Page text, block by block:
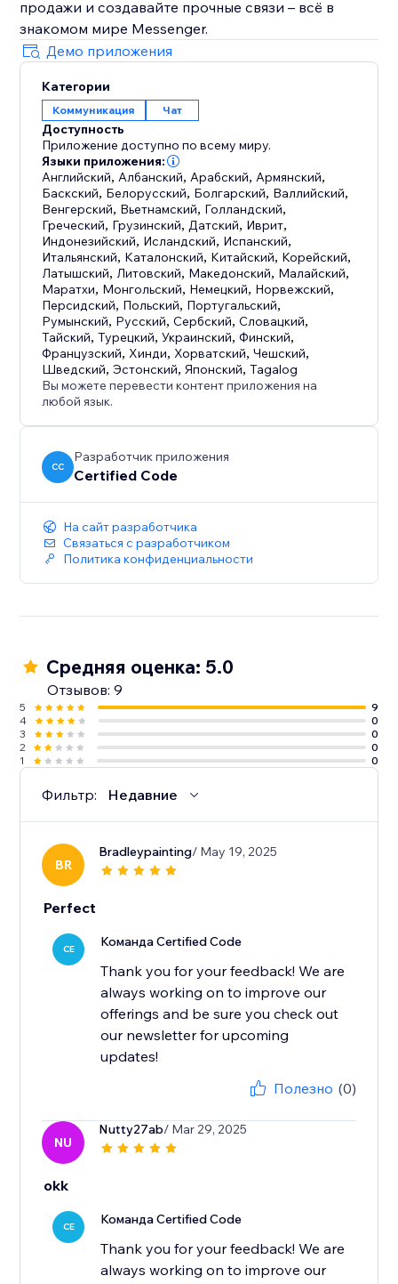
продажи и создавайте прочные связи – всё в
знакомом мире Messenger.
Демо приложения
Категории
Коммуникация Чат
Доступность
Приложение доступно по всему миру.
Языки приложения:
Английский, Албанский, Арабский, Армянский,
Баскский, Белорусский, Болгарский, Валлийский,
Венгерский, Вьетнамский, Голландский,
Греческий, Грузинский, Датский, Иврит,
Индонезийский, Исландский, Испанский,
Итальянский, Каталонский, Китайский, Корейский,
Латышский, Литовский, Македонский, Малайский,
Маратхи, Монгольский, Немецкий, Норвежский,
Персидский, Польский, Португальский,
Румынский, Русский,Сербский,Словацкий,
Тайский,Турецкий,Украинский,Финский,
Французский, Хинди, Хорватский,Чешский,
Шведский,Эстонский,Японский,Tagalog
Вы можете перевести контент приложения на
любой язык.
CC
Разработчик приложения
Certified Code
На сайт разработчика
Связаться с разработчиком
Политика конфиденциальности
Средняя оценка: 5.0
Отзывов: 9
5
9
4
0
3
0
2
0
1
0
Фильтр: Недавние
BR
Bradleypainting/ May 19, 2025
Perfect
CE Команда Certified Code
Thank you for your feedback! We are
always working on to improve our
offerings and be sure you check out
our newsletter for upcoming
updates!
Полезно (0)
NU
Nutty27ab/ Mar 29, 2025
okk
CE Команда Certified Code
Thank you for your feedback! We are
always working on to improve our